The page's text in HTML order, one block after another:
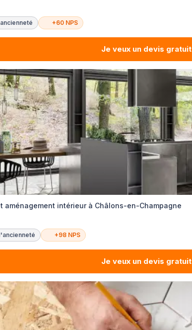
+60 NPS
Je veux un devis gratuit
aménagement intérieur à Châlons-en-Champagne
+98 NPS
Je veux un devis gratuit